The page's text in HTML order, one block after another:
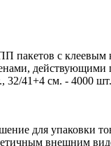
пакетов с
41+4 см. - 4000
для упаковки
внешним